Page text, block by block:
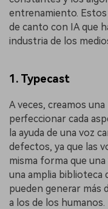
entrenamiento.
de canto con IA que
industria de los
1. Typecast
A veces, creamos
perfeccionar cada
la ayuda de una voz
defectos, ya que las
misma forma que
una amplia biblioteca
pueden generar más
a los de los humanos.